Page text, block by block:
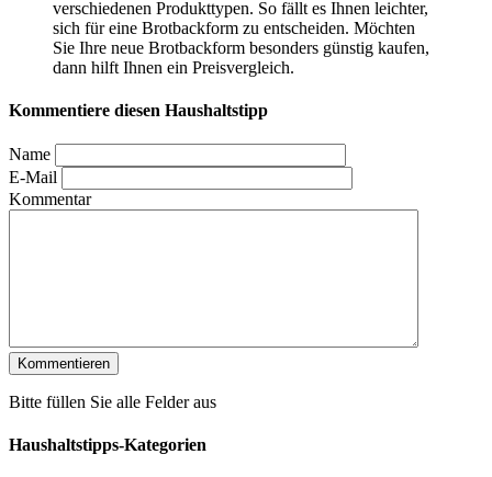
verschiedenen Produkttypen. So fällt es Ihnen leichter,
sich für eine Brotbackform zu entscheiden. Möchten
Sie Ihre neue Brotbackform besonders günstig kaufen,
dann hilft Ihnen ein Preisvergleich.
Kommentiere diesen Haushaltstipp
Name
E-Mail
Kommentar
Bitte füllen Sie alle Felder aus
Haushaltstipps-Kategorien